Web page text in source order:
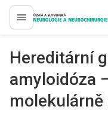
proLékaře.cz
Hereditární
amyloidóza